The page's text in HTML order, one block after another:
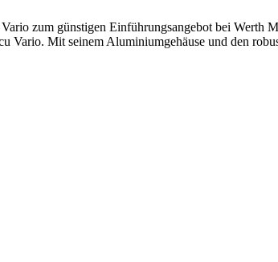
zum günstigen Einführungsangebot bei Werth
Vario. Mit seinem Aluminiumgehäuse und den